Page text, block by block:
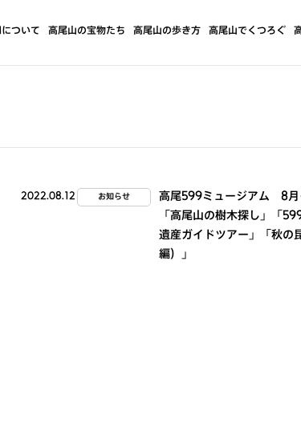
ついて 高尾山の宝物たち 高尾山の歩き方 高尾山でくつろぐ
2022.08.12 お知らせ
高尾599ミュージアム 8月
「高尾山の樹木探し」「
遺産ガイドツアー」「秋の
編）」